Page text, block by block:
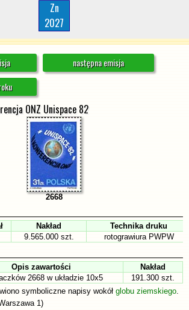
Zn
2027
następna emisja
ONZ Unispace 82
2668
Nakład
Technika druku
9.565.000 szt.
rotograwiura PWPW
Opis zawartości
Nakład
2668 w układzie 10x5
191.300 szt.
symboliczne napisy wokół globu ziemskiego.
1)